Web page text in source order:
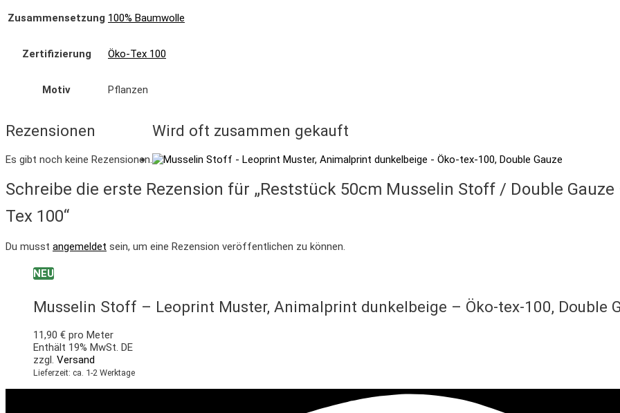
Zusammensetzung 100% Baumwolle
Zertifizierung Öko-Tex 100
Motiv Pflanzen
Rezensionen
Es gibt noch keine Rezensionen.
Schreibe die erste Rezension für „Reststück 50cm Musselin Stoff / Double
Tex 100“
Du musst angemeldet sein, um eine Rezension veröffentlichen zu können.
Wird oft zusammen gekauft
NEU
Musselin Stoff – Leoprint Muster, Animalprint dunkelbeige – Öko-tex-100, Double
11,90 € pro Meter
Enthält 19% MwSt. DE
zzgl. Versand
Lieferzeit: ca. 1-2 Werktage